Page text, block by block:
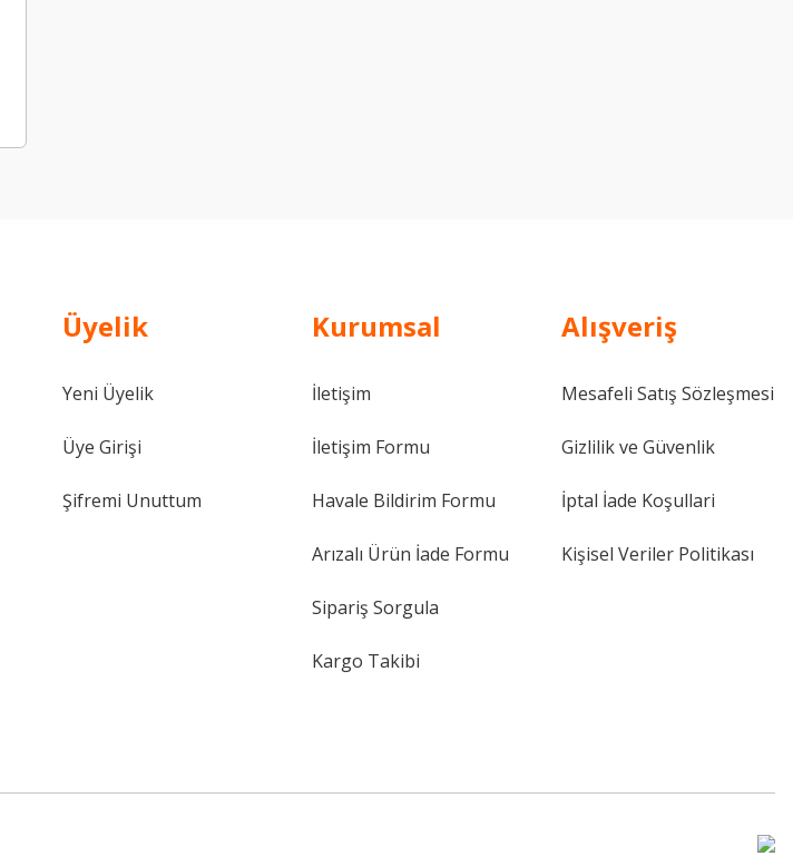
Üyelik
Yeni Üyelik
Üye Girişi
Şifremi Unuttum
Kurumsal
İletişim
İletişim Formu
Havale Bildirim Formu
Arızalı Ürün İade Formu
Sipariş Sorgula
Kargo Takibi
Alışveriş
Mesafeli Satış Sözleşmesi
Gizlilik ve Güvenlik
İptal İade Koşullari
Kişisel Veriler Politikası